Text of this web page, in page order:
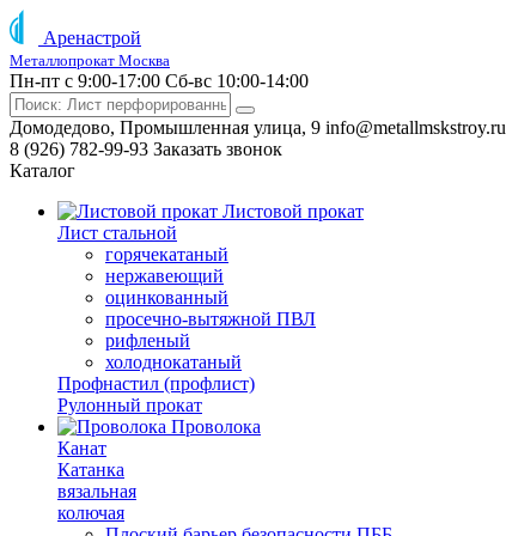
Аренастрой
Металлопрокат Москва
Пн-пт с 9:00-17:00 Сб-вс 10:00-14:00
Домодедово, Промышленная улица, 9 info@metallmskstroy.ru
8 (926) 782-99-93 Заказать звонок
Каталог
Листовой прокат
Лист стальной
горячекатаный
нержавеющий
оцинкованный
просечно-вытяжной ПВЛ
рифленый
холоднокатаный
Профнастил (профлист)
Рулонный прокат
Проволока
Канат
Катанка
вязальная
колючая